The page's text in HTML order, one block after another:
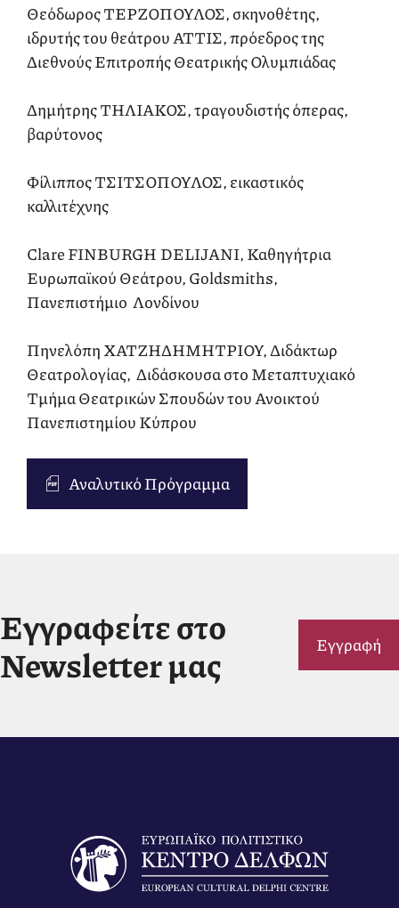
Θεόδωρος ΤΕΡΖΟΠΟΥΛΟΣ, σκηνοθέτης,
ιδρυτής του θεάτρου ΑΤΤΙΣ, πρόεδρος της
Διεθνούς Επιτροπής Θεατρικής Ολυμπιάδας
Δημήτρης ΤΗΛΙΑΚΟΣ, τραγουδιστής όπερας,
βαρύτονος
Φίλιππος ΤΣΙΤΣΟΠΟΥΛΟΣ, εικαστικός
καλλιτέχνης
Clare FINBURGH DELIJANI, Καθηγήτρια
Ευρωπαϊκού Θεάτρου, Goldsmiths,
Πανεπιστήμιο Λονδίνου
Πηνελόπη ΧΑΤΖΗΔΗΜΗΤΡΙΟΥ, Διδάκτωρ
Θεατρολογίας, Διδάσκουσα στο Μεταπτυχιακό
Τμήμα Θεατρικών Σπουδών του Ανοικτού
Πανεπιστημίου Κύπρου
Αναλυτικό Πρόγραμμα
Εγγραφείτε στο
Newsletter μας
Εγγραφή